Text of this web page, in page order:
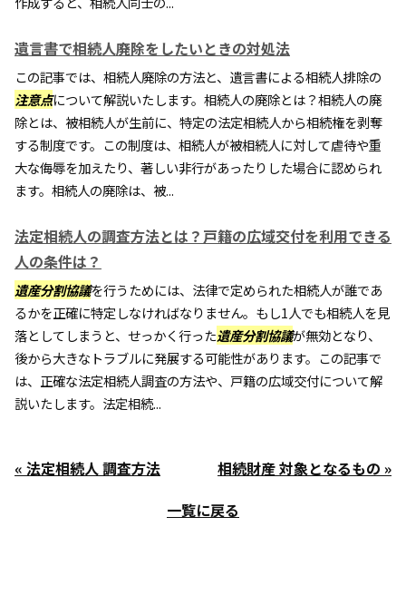
遺言書で相続人廃除をしたいときの対処法
この記事では、相続人廃除の方法と、遺言書による相続人排除の
注意点について解説いたします。相続人の廃除とは？相続人の廃
除とは、被相続人が生前に、特定の法定相続人から相続権を剥奪
する制度です。この制度は、相続人が被相続人に対して虐待や重
大な侮辱を加えたり、著しい非行があったりした場合に認められ
ます。相続人の廃除は、被...
法定相続人の調査方法とは？戸籍の広域交付を利用できる
人の条件は？
遺産分割協議を行うためには、法律で定められた相続人が誰であ
るかを正確に特定しなければなりません。もし1人でも相続人を見
落としてしまうと、せっかく行った遺産分割協議が無効となり、
後から大きなトラブルに発展する可能性があります。この記事で
は、正確な法定相続人調査の方法や、戸籍の広域交付について解
説いたします。法定相続...
« 法定相続人 調査方法
相続財産 対象となるもの »
一覧に戻る